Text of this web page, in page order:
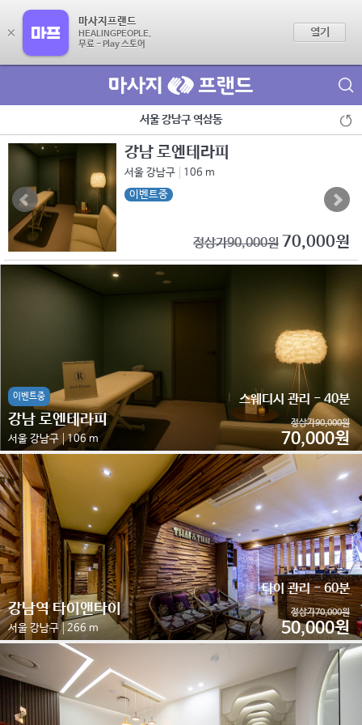
서울 강남구 역삼동
90,000원 70,000원 정상가
강남 로엔테라피
서울 강남구 106 m
이벤트중 스웨디시 관리 - 40분
정상가90,000원
70,000원
강남역 타이앤타이
서울 강남구 266 m
타이 관리 - 60분
정상가70,000원
50,000원
×
마사지프랜드
HEALINGPEOPLE.
무료 - Play 스토어
열기